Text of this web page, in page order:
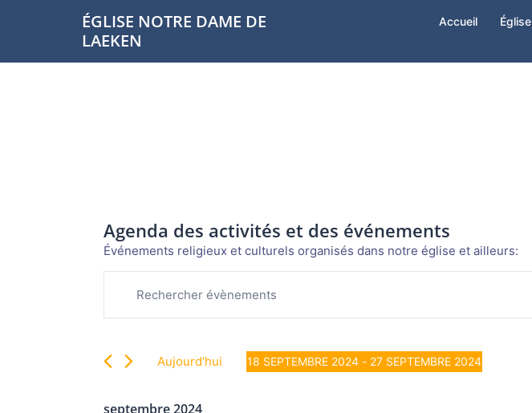
ÉGLISE NOTRE DAME DE
LAEKEN
Accueil Église
Agenda des activités et des événements
Événements religieux et culturels organisés dans notre église et ailleurs:
Évènements
Recherche
navigation
vues
Évènements
Aujourd’hui 18 SEPTEMBRE 2024 - 27 SEPTEMBRE 2024
septembre 2024